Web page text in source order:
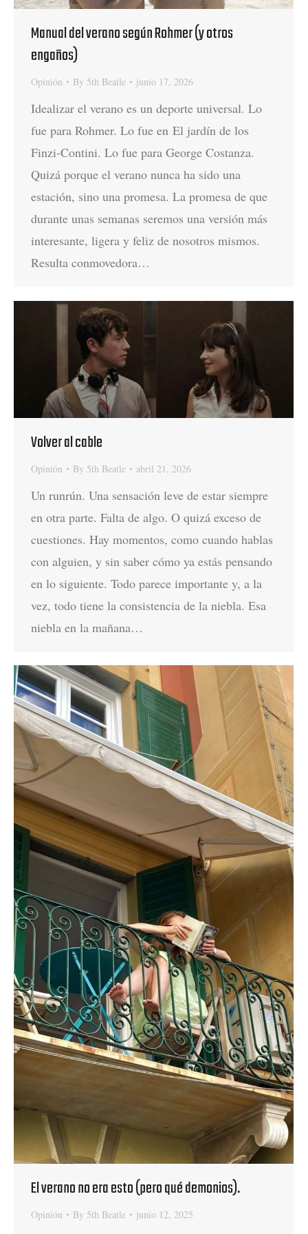
Manual del verano según Rohmer (y otros
engaños)
Opinión By 5th Beatle junio 17, 2026
Idealizar el verano es un deporte universal. Lo
fue para Rohmer. Lo fue en El jardín de los
Finzi-Contini. Lo fue para George Costanza.
Quizá porque el verano nunca ha sido una
estación, sino una promesa. La promesa de que
durante unas semanas seremos una versión más
interesante, ligera y feliz de nosotros mismos.
Resulta conmovedora…
Volver al cable
Opinión By 5th Beatle abril 21, 2026
Un runrún. Una sensación leve de estar siempre
en otra parte. Falta de algo. O quizá exceso de
cuestiones. Hay momentos, como cuando hablas
con alguien, y sin saber cómo ya estás pensando
en lo siguiente. Todo parece importante y, a la
vez, todo tiene la consistencia de la niebla. Esa
niebla en la mañana…
El verano no era esto (pero qué demonios).
Opinión By 5th Beatle junio 12, 2025